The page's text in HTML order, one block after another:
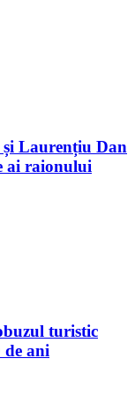
și Laurențiu Dan
ai raionului
turistic
de ani